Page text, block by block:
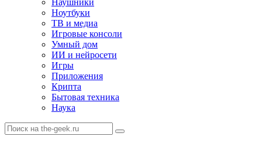
Ноутбуки
ТВ и медиа
Игровые консоли
Умный дом
ИИ и нейросети
Игры
Приложения
Крипта
Бытовая техника
Наука